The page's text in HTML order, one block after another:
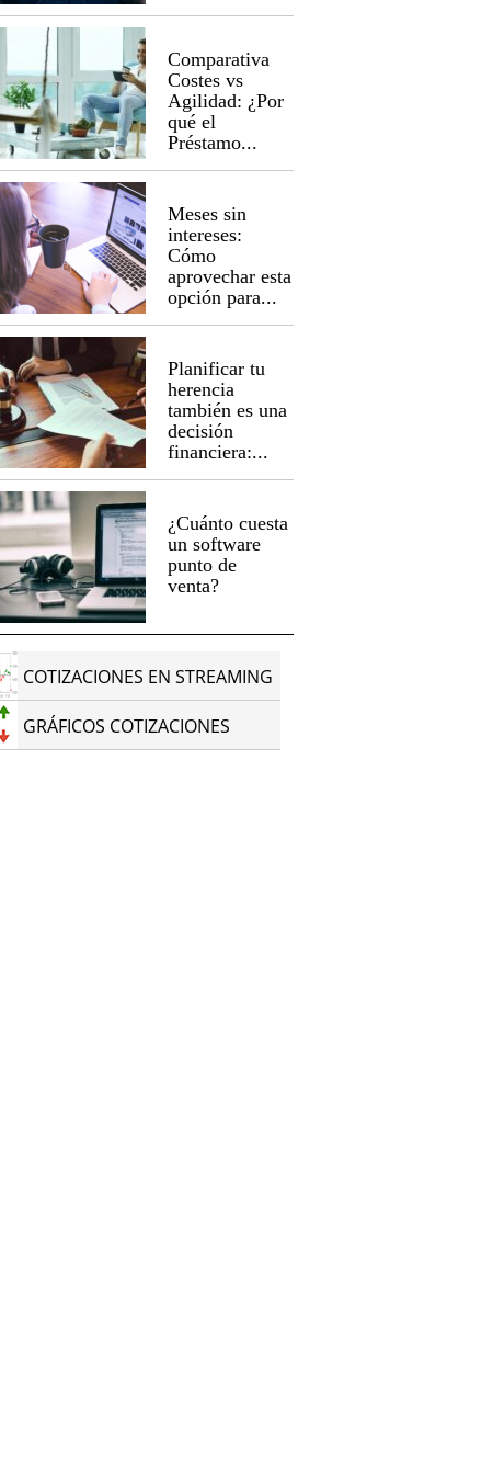
Comparativa
Costes vs
Agilidad: ¿Por
qué el
Préstamo...
Meses sin
intereses:
Cómo
aprovechar esta
opción para...
Planificar tu
herencia
también es una
decisión
financiera:...
¿Cuánto cuesta
un software
punto de
venta?
COTIZACIONES EN STREAMING
GRÁFICOS COTIZACIONES